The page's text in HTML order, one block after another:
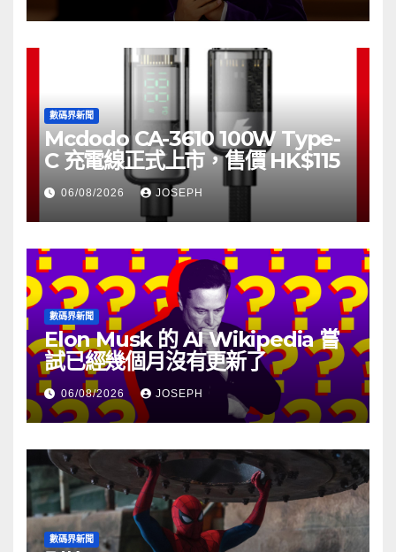
數碼界新聞
Mcdodo CA-3610 100W Type-
C 充電線正式上市，售價 HK$115
06/08/2026 JOSEPH
數碼界新聞
Elon Musk 的 AI Wikipedia 嘗
試已經幾個月沒有更新了
06/08/2026 JOSEPH
數碼界新聞